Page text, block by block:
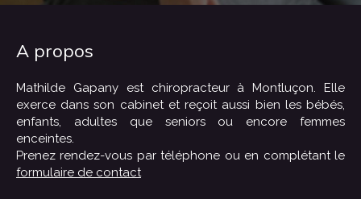
A propos
Mathilde Gapany est chiropracteur à Montluçon. Elle
exerce dans son cabinet et reçoit aussi bien les bébés,
enfants, adultes que seniors ou encore femmes
enceintes.
Prenez rendez-vous par téléphone ou en complétant le
formulaire de contact